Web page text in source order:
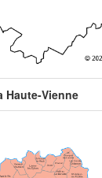
Haute-Vienne